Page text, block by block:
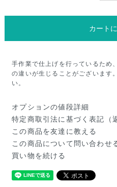
カート
手作業で仕上げを行っているため
の違いが生じることがございます
い。
オプションの値段詳細
特定商取引法に基づく表記（
この商品を友達に教える
この商品について問い合わせ
買い物を続ける